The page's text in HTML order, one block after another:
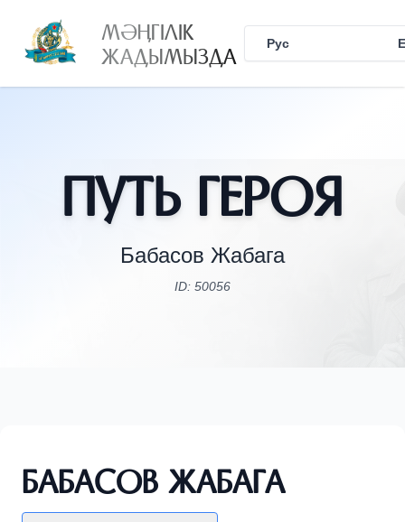
МӘҢГІЛІК
ЖАДЫМЫЗДА Рус
Путь Героя
Бабасов Жабага
ID: 50056
Бабасов Жабага